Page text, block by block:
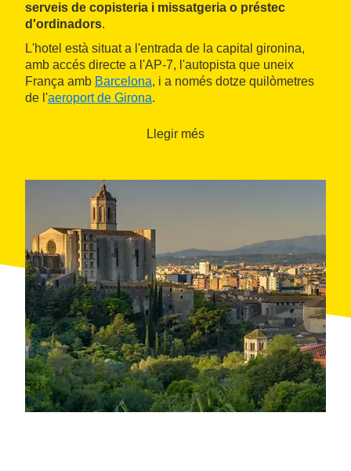
serveis de copisteria i missatgeria o préstec
d'ordinadors.
L'hotel està situat a l'entrada de la capital gironina,
amb accés directe a l'AP-7, l'autopista que uneix
França amb Barcelona, i a només dotze quilòmetres
de l'aeroport de Girona.
Llegir més